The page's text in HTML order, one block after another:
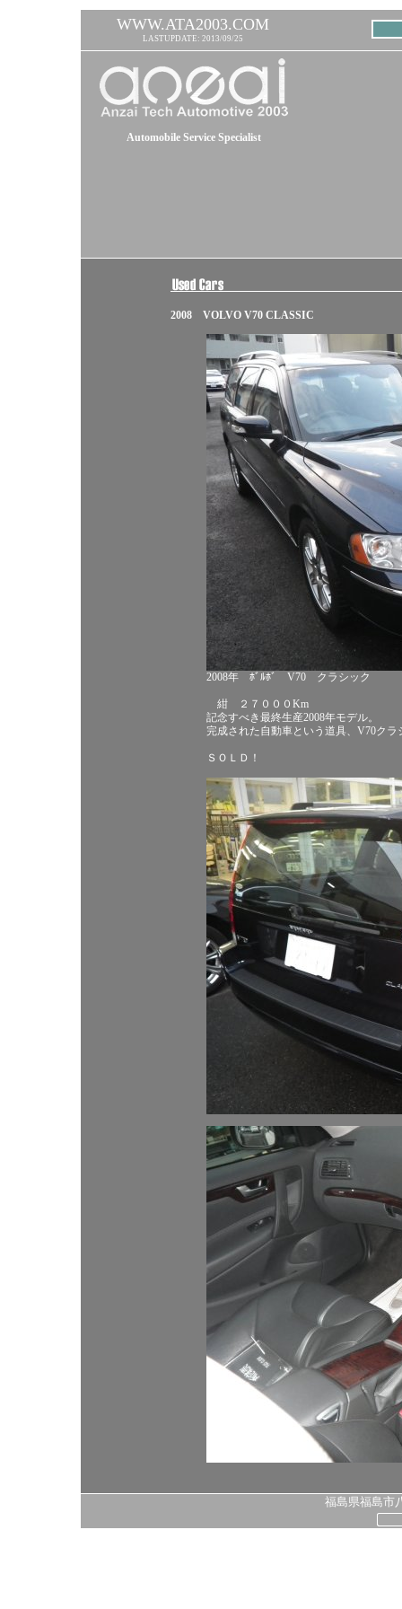
WWW.ATA2003.COM
LASTUPDATE: 2013/09/25
Automobile Service Specialist
2008 VOLVO V70 CLASSIC
2008年 ﾎﾞﾙﾎﾞ V70 クラシック
紺 ２７０００Km
記念すべき最終生産2008年モデル。
完成された自動車という道具、V70クラ
ＳＯＬＤ！
福島県福島市